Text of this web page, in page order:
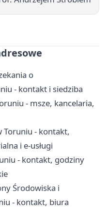
o
- kontakt i siedziba
- msze, kancelaria,
Toruniu - kontakt,
i e-usługi
- kontakt, godziny
Środowiska i
- kontakt, biura